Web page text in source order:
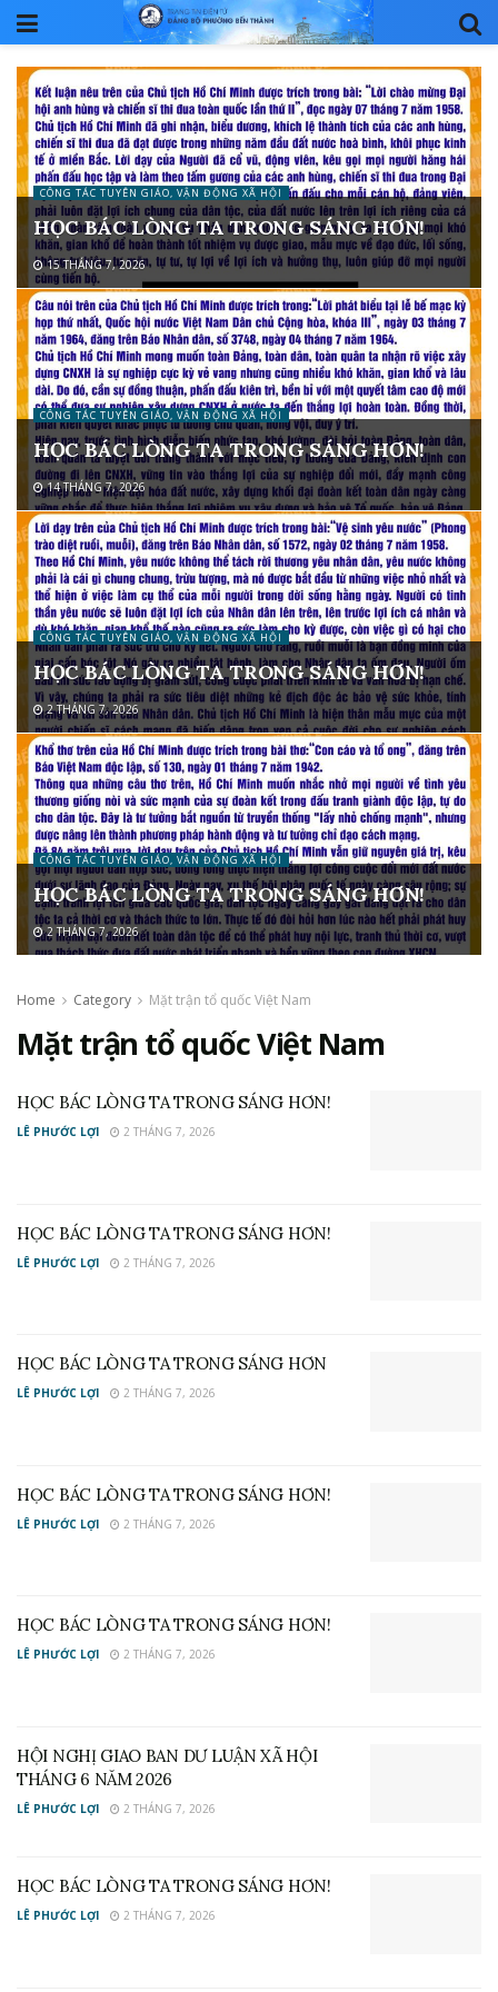
CÔNG TÁC TUYÊN GIÁO, VẬN ĐỘNG XÃ HỘI
HỌC BÁC LÒNG TA TRONG SÁNG HƠN!
15 THÁNG 7, 2026
CÔNG TÁC TUYÊN GIÁO, VẬN ĐỘNG XÃ HỘI
HỌC BÁC LÒNG TA TRONG SÁNG HƠN!
14 THÁNG 7, 2026
CÔNG TÁC TUYÊN GIÁO, VẬN ĐỘNG XÃ HỘI
HỌC BÁC LÒNG TA TRONG SÁNG HƠN!
2 THÁNG 7, 2026
CÔNG TÁC TUYÊN GIÁO, VẬN ĐỘNG XÃ HỘI
HỌC BÁC LÒNG TA TRONG SÁNG HƠN!
2 THÁNG 7, 2026
Home Category Mặt trận tổ quốc Việt Nam
Mặt trận tổ quốc Việt Nam
HỌC BÁC LÒNG TA TRONG SÁNG HƠN!
LÊ PHƯỚC LỢI 2 THÁNG 7, 2026
HỌC BÁC LÒNG TA TRONG SÁNG HƠN!
LÊ PHƯỚC LỢI 2 THÁNG 7, 2026
HỌC BÁC LÒNG TA TRONG SÁNG HƠN
LÊ PHƯỚC LỢI 2 THÁNG 7, 2026
HỌC BÁC LÒNG TA TRONG SÁNG HƠN!
LÊ PHƯỚC LỢI 2 THÁNG 7, 2026
HỌC BÁC LÒNG TA TRONG SÁNG HƠN!
LÊ PHƯỚC LỢI 2 THÁNG 7, 2026
HỘI NGHỊ GIAO BAN DƯ LUẬN XÃ HỘI
THÁNG 6 NĂM 2026
LÊ PHƯỚC LỢI 2 THÁNG 7, 2026
HỌC BÁC LÒNG TA TRONG SÁNG HƠN!
LÊ PHƯỚC LỢI 2 THÁNG 7, 2026